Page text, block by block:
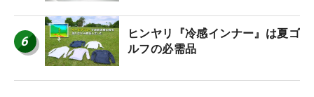
6
ヒンヤリ『冷感インナー』は夏ゴ
ルフの必需品